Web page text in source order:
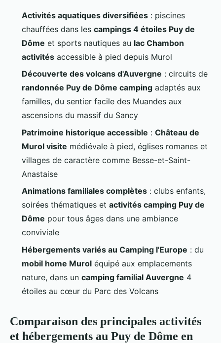
Activités aquatiques diversifiées : piscines
chauffées dans les campings 4 étoiles Puy de
Dôme et sports nautiques au lac Chambon
activités accessible à pied depuis Murol
Découverte des volcans d'Auvergne : circuits de
randonnée Puy de Dôme camping adaptés aux
familles, du sentier facile des Muandes aux
ascensions du massif du Sancy
Patrimoine historique accessible : Château de
Murol visite médiévale à pied, églises romanes et
villages de caractère comme Besse-et-Saint-
Anastaise
Animations familiales complètes : clubs enfants,
soirées thématiques et activités camping Puy de
Dôme pour tous âges dans une ambiance
conviviale
Hébergements variés au Camping l'Europe : du
mobil home Murol équipé aux emplacements
nature, dans un camping familial Auvergne 4
étoiles au cœur du Parc des Volcans
Comparaison des principales activités
et hébergements au Puy de Dôme en